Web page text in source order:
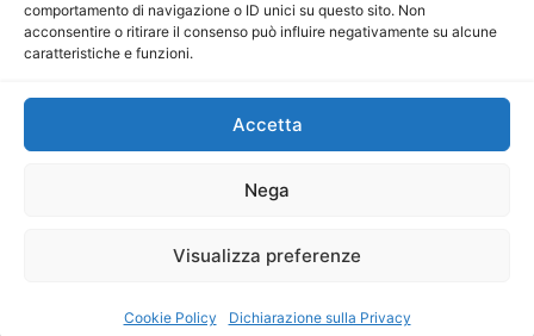
comportamento di navigazione o ID unici su questo sito. Non
acconsentire o ritirare il consenso può influire negativamente su alcune
caratteristiche e funzioni.
Accetta
Nega
Visualizza preferenze
Cookie Policy Dichiarazione sulla Privacy
Direttore Responsabile: Maria Calabrese
P.IVA: 06334930820
Mercurio Comunicazione Società Cooperativa a r.l. è
iscritta al Registro degli Operatori di Comunicazione al
Sito gestito daLa Digitale srl–info@ladigitale.it